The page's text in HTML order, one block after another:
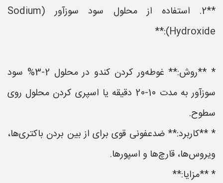
**2. استفاده از محلول سود سوزآور (Sodium
Hydroxide):**
* **روش:** غوطه‌ور کردن کندو در محلول 2-3% سود
سوزآور به مدت 10-20 دقیقه یا اسپری کردن محلول روی
سطوح.
* **کاربرد:** ضدعفونی قوی برای از بین بردن باکتری‌ها،
ویروس‌ها، قارچ‌ها و اسپورها.
* **مزایا:**